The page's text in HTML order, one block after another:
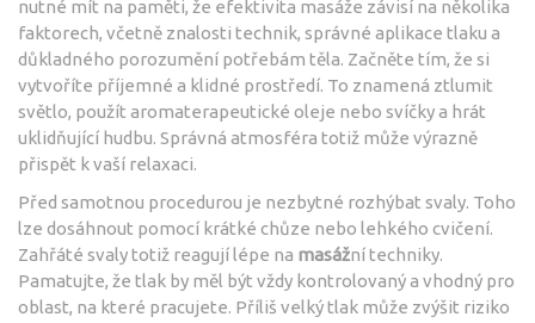
nutné mít na paměti, že efektivita masáže závisí na několika
faktorech, včetně znalosti technik, správné aplikace tlaku a
důkladného porozumění potřebám těla. Začněte tím, že si
vytvoříte příjemné a klidné prostředí. To znamená ztlumit
světlo, použít aromaterapeutické oleje nebo svíčky a hrát
uklidňující hudbu. Správná atmosféra totiž může výrazně
přispět k vaší relaxaci.
Před samotnou procedurou je nezbytné rozhýbat svaly. Toho
lze dosáhnout pomocí krátké chůze nebo lehkého cvičení.
Zahřáté svaly totiž reagují lépe na masážní techniky.
Pamatujte, že tlak by měl být vždy kontrolovaný a vhodný pro
oblast, na které pracujete. Příliš velký tlak může zvýšit riziko